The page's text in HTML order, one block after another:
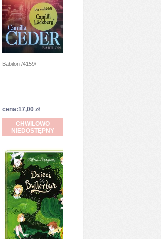
Babilon /4159/
cena:17,00 zł
CHWILOWO
NIEDOSTĘPNY